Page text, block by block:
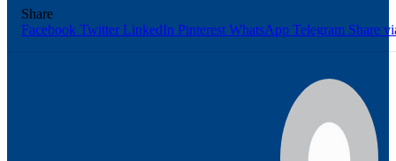
Share
Facebook Twitter LinkedIn Pinterest WhatsApp Telegram Share